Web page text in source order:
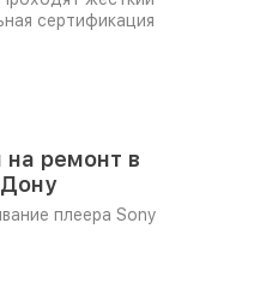
сертификация
ремонт в
плеера Sony